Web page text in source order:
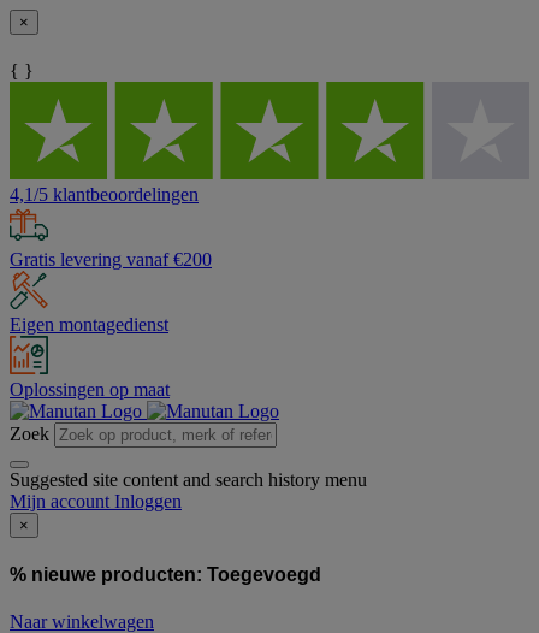
×
{ }
4,1/5 klantbeoordelingen
Gratis levering vanaf €200
Eigen montagedienst
Oplossingen op maat
Zoek
Suggested site content and search history menu
Mijn account Inloggen
×
% nieuwe producten: Toegevoegd
Naar winkelwagen